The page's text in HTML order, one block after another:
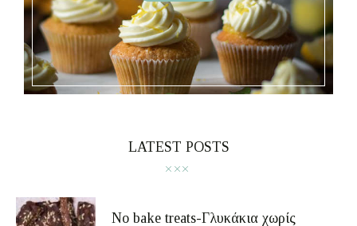
LATEST POSTS
No bake treats-Γλυκάκια χωρίς